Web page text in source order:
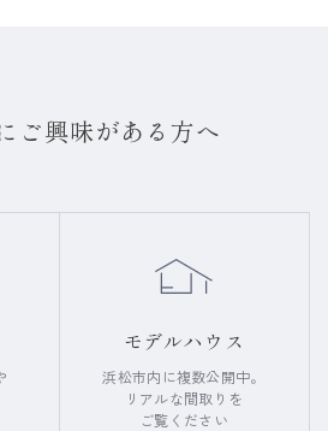
ご興味がある方へ
モデルハウス
浜松市内に複数公開中。
リアルな間取りを
ご覧ください